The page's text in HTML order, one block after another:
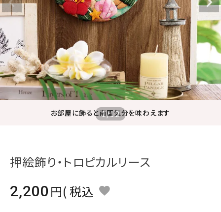
ジャンルで選ぶ
レビューを見る
コーポレートサイト
実店舗案内
介護施設関係の方へ
ようこそ ゲスト 様
お部屋に飾ると南国気分を味わえます
1/12
押絵飾り・トロピカルリース
2,200
税込